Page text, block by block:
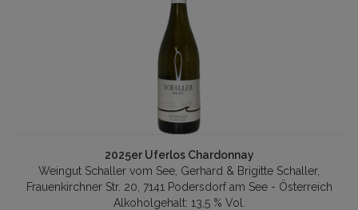
2025er Uferlos Chardonnay
Weingut Schaller vom See, Gerhard & Brigitte Schaller,
Frauenkirchner Str. 20, 7141 Podersdorf am See - Österreich
Alkoholgehalt: 13,5 % Vol.